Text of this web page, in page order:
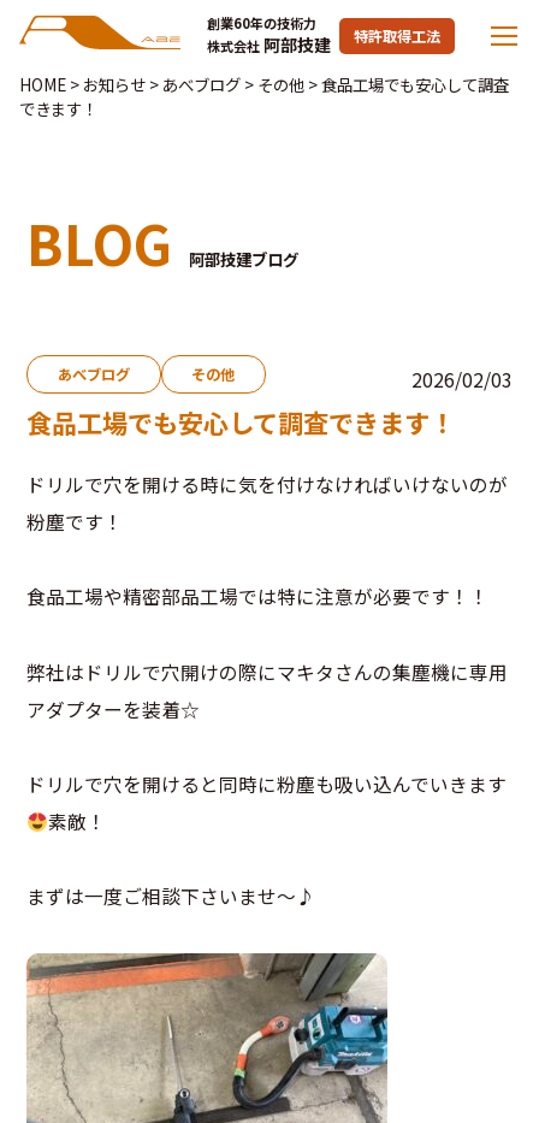
創業60年の技術力
株式会社 阿部技建 特許取得工法
HOME> お知らせ> あべブログ> その他>食品工場でも安心して調査
できます！
BLOG 阿部技建ブログ
あべブログ その他 2026/02/03
食品工場でも安心して調査できます！
ドリルで穴を開ける時に気を付けなければいけないのが
粉塵です！
食品工場や精密部品工場では特に注意が必要です！！
弊社はドリルで穴開けの際にマキタさんの集塵機に専用
アダプターを装着☆
ドリルで穴を開けると同時に粉塵も吸い込んでいきます
素敵！
まずは一度ご相談下さいませ～♪